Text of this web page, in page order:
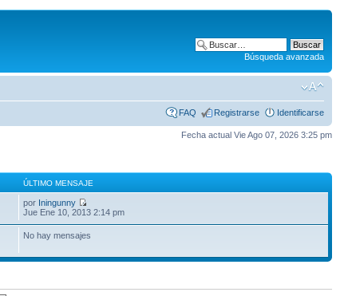
Búsqueda avanzada
FAQ Registrarse Identificarse
Fecha actual Vie Ago 07, 2026 3:25 pm
ÚLTIMO MENSAJE
por Iningunny
Jue Ene 10, 2013 2:14 pm
No hay mensajes